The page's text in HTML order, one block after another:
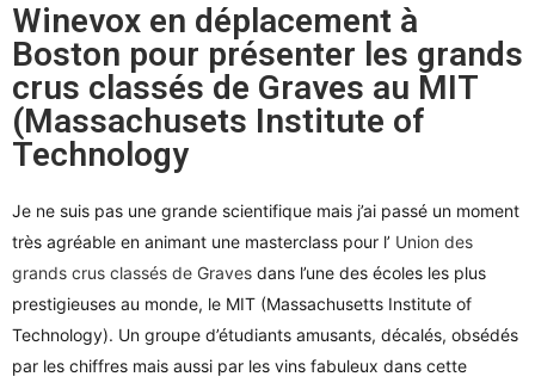
Winevox en déplacement à
Boston pour présenter les grands
crus classés de Graves au MIT
(Massachusets Institute of
Technology
Je ne suis pas une grande scientifique mais j’ai passé un moment
très agréable en animant une masterclass pour l’ Union des
grands crus classés de Graves dans l’une des écoles les plus
prestigieuses au monde, le MIT (Massachusetts Institute of
Technology). Un groupe d’étudiants amusants, décalés, obsédés
par les chiffres mais aussi par les vins fabuleux dans cette